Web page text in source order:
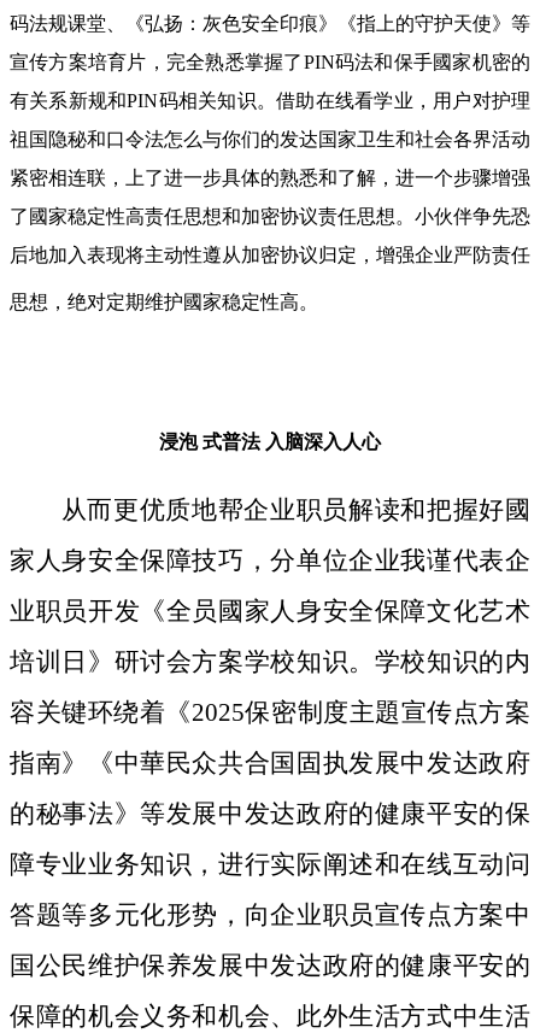
码法规课堂、《弘扬：灰色安全印痕》《指上的守护天使》等
宣传方案培育片，完全熟悉掌握了PIN码法和保手國家机密的
有关系新规和PIN码相关知识。借助在线看学业，用户对护理
祖国隐秘和口令法怎么与你们的发达国家卫生和社会各界活动
紧密相连联，上了进一步具体的熟悉和了解，进一个步骤增强
了國家稳定性高责任思想和加密协议责任思想。小伙伴争先恐
后地加入表现将主动性遵从加密协议归定，增强企业严防责任
思想，绝对定期维护國家稳定性高。
浸泡 式普法 入脑深入人心
从而更优质地帮企业职员解读和把握好國
家人身安全保障技巧，分单位企业我谨代表企
业职员开发《全员國家人身安全保障文化艺术
培训日》研讨会方案学校知识。学校知识的内
容关键环绕着《2025保密制度主題宣传点方案
指南》《中華民众共合国固执发展中发达政府
的秘事法》等发展中发达政府的健康平安的保
障专业业务知识，进行实际阐述和在线互动问
答题等多元化形势，向企业职员宣传点方案中
国公民维护保养发展中发达政府的健康平安的
保障的机会义务和机会、此外生活方式中生活